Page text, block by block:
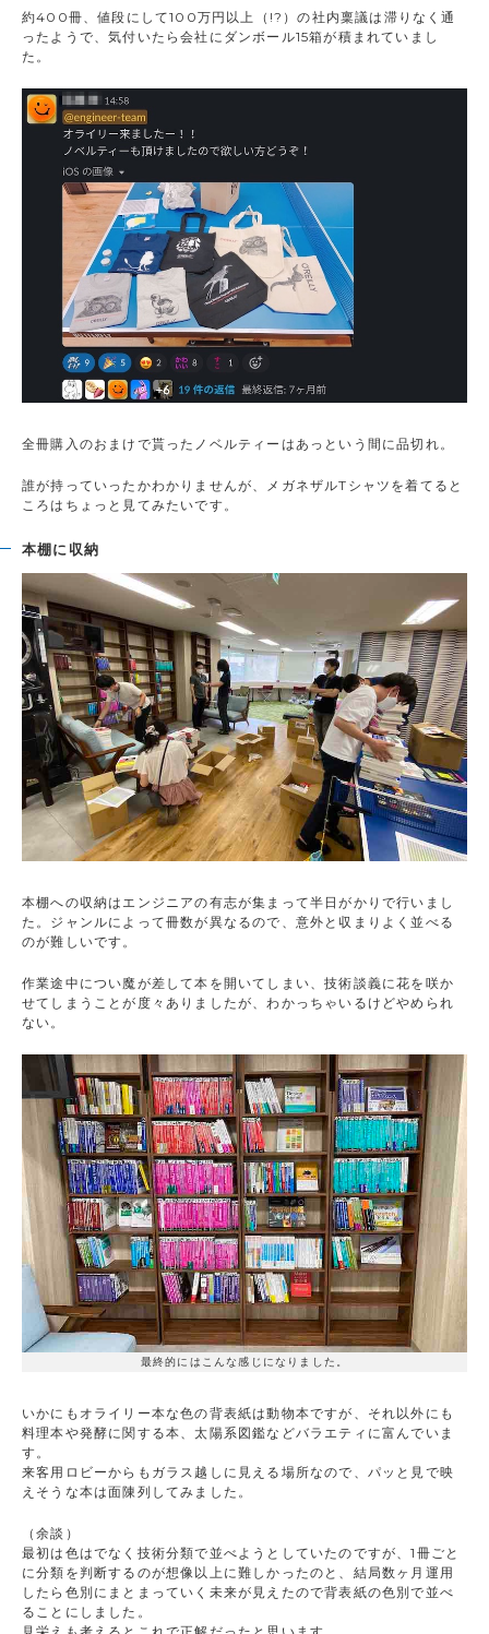
約400冊、値段にして100万円以上（!?）の社内稟議は滞りなく通
ったようで、気付いたら会社にダンボール15箱が積まれていまし
た。
全冊購入のおまけで貰ったノベルティーはあっという間に品切れ。
誰が持っていったかわかりませんが、メガネザルTシャツを着てると
ころはちょっと見てみたいです。
本棚に収納
本棚への収納はエンジニアの有志が集まって半日がかりで行いまし
た。ジャンルによって冊数が異なるので、意外と収まりよく並べる
のが難しいです。
作業途中につい魔が差して本を開いてしまい、技術談義に花を咲か
せてしまうことが度々ありましたが、わかっちゃいるけどやめられ
ない。
最終的にはこんな感じになりました。
いかにもオライリー本な色の背表紙は動物本ですが、それ以外にも
料理本や発酵に関する本、太陽系図鑑などバラエティに富んでいま
す。
来客用ロビーからもガラス越しに見える場所なので、パッと見で映
えそうな本は面陳列してみました。
（余談）
最初は色はでなく技術分類で並べようとしていたのですが、1冊ごと
に分類を判断するのが想像以上に難しかったのと、結局数ヶ月運用
したら色別にまとまっていく未来が見えたので背表紙の色別で並べ
ることにしました。